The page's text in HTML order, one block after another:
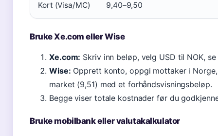
Kort (Visa/MC) 9,40–9,50
Bruke Xe.com eller Wise
Xe.com: Skriv inn beløp, velg USD til NOK,
Wise: Opprett konto, oppgi mottaker i
market (9,51) med et forhåndsvisningsbeløp.
Begge viser totale kostnader før du
Bruke mobilbank eller valutakalkulator